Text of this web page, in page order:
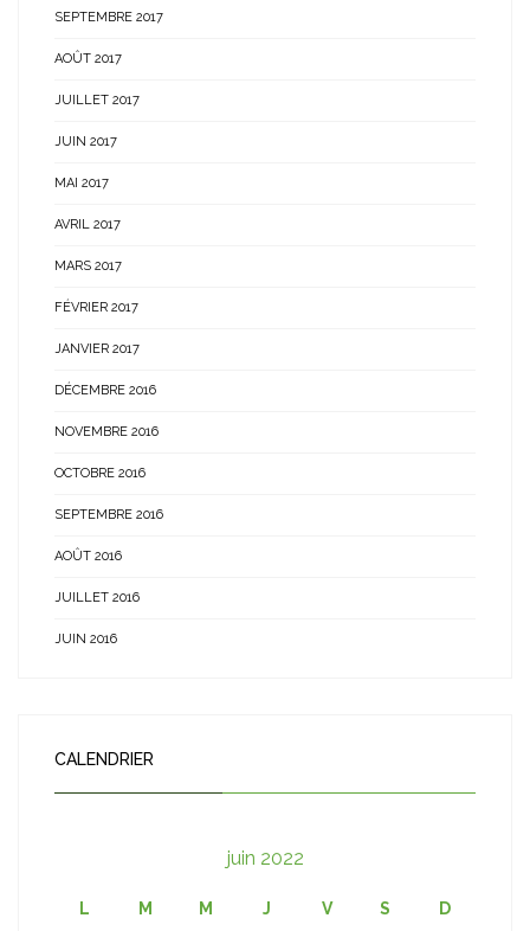
SEPTEMBRE 2017
AOÛT 2017
JUILLET 2017
JUIN 2017
MAI 2017
AVRIL 2017
MARS 2017
FÉVRIER 2017
JANVIER 2017
DÉCEMBRE 2016
NOVEMBRE 2016
OCTOBRE 2016
SEPTEMBRE 2016
AOÛT 2016
JUILLET 2016
JUIN 2016
CALENDRIER
juin 2022
L M M J V S D